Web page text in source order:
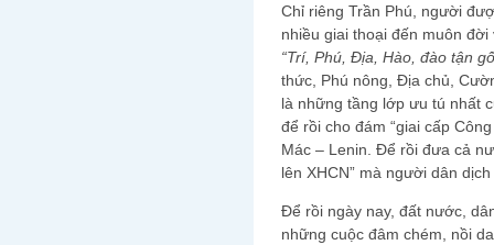
Chỉ riêng Trần Phú, người
nhiều giai thoại đến muôn
“Trí, Phú, Địa, Hào, đào tận
thức, Phú nông, Địa chủ,
là những tầng lớp ưu tú nhất
để rồi cho đám “giai cấp
Mác – Lenin. Để rồi đưa cả
lên XHCN” mà người dân
Để rồi ngày nay, đất nước,
những cuộc đâm chém, nồi